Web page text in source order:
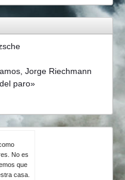
Jorge Riechmann
paro»
No es
que
casa.